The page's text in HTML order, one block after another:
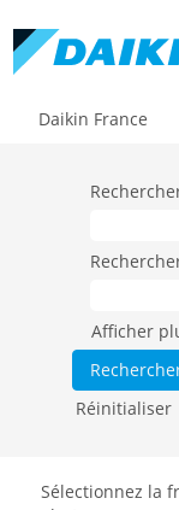
Daikin France
Afficher
Réinitialiser
Sélectionnez la